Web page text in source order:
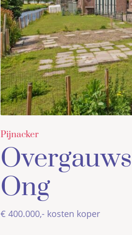
Pijnacker
Ong
€ 400.000,- kosten koper